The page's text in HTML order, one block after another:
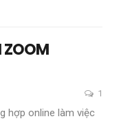
ZOOM
1
hợp online làm việc